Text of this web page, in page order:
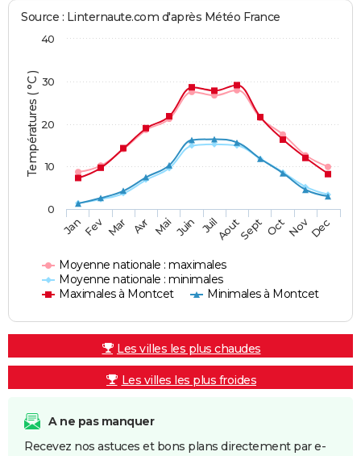
Températures ( °C )
Source : Linternaute.com d'après Météo France
Moyenne nationale : maximales
Moyenne nationale : minimales
Maximales à Montcet
Minimales à Montcet
JanFev Mar Avr Mai Juin JuilAoutSept OctNovDec
0
10
20
30
40
Les villes les plus chaudes
Les villes les plus froides
A ne pas manquer
Recevez nos astuces et bons plans directement par e-